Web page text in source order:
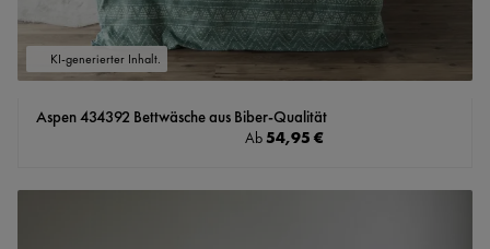
KI-generierter Inhalt.
Aspen 434392 Bettwäsche aus Biber-Qualität
Regulärer Preis:
Ab54,95 €